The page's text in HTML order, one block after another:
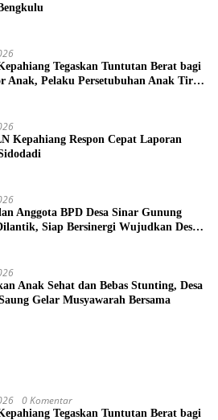
Tegaskan Tuntutan Berat bagi
Anak, Pelaku Persetubuhan Anak Tiri
Kepahiang Respon Cepat Laporan
Anggota BPD Desa Sinar Gunung
Siap Bersinergi Wujudkan Desa
Anak Sehat dan Bebas Stunting, Desa
Gelar Musyawarah Bersama
0 Komentar
Tegaskan Tuntutan Berat bagi